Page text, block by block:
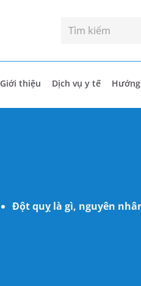
Giới thiệu Dịch vụ y tế
Đột quỵ là gì, nguyên